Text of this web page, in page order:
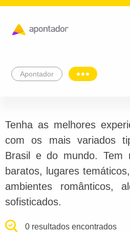
Apontador
Tenha as melhores
com os mais variados
Brasil e do mundo. Tem
baratos, lugares
ambientes românticos,
sofisticados.
0 resultados encontrados